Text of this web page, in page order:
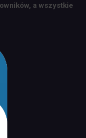
a wszystkie